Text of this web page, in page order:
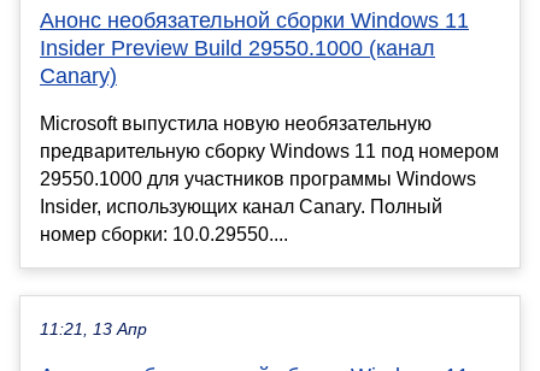
Анонс необязательной сборки Windows 11
Insider Preview Build 29550.1000 (канал
Canary)
Microsoft выпустила новую необязательную
предварительную сборку Windows 11 под номером
29550.1000 для участников программы Windows
Insider, использующих канал Canary. Полный
номер сборки: 10.0.29550....
11:21, 13 Апр